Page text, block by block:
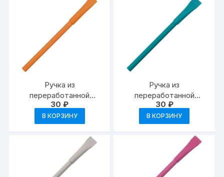
Ручка из
переработанной
бумаги с колпачком
«Recycled» —
оранжевый
30₽
В КОРЗИНУ
Ручка из
переработанной
бумаги с колпачком
«Recycled» —
бирюзовый
30 ₽
В КОРЗИНУ